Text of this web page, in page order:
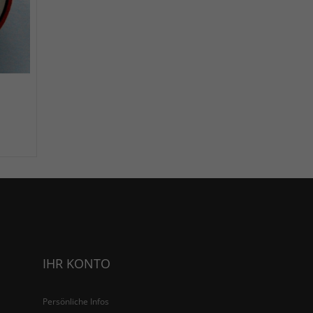
IHR KONTO
Persönliche Infos